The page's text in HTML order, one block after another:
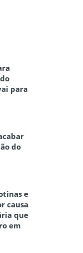
para
do
e
causa
que
em